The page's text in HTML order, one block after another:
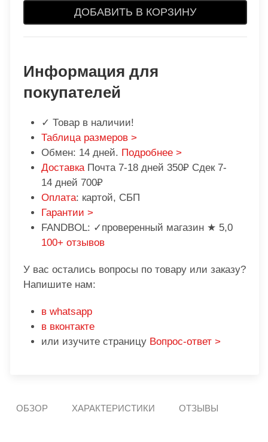
ДОБАВИТЬ В КОРЗИНУ
Информация для
покупателей
✓ Товар в наличии!
Таблица размеров >
Обмен: 14 дней. Подробнее >
Доставка Почта 7-18 дней 350₽ Сдек 7-
14 дней 700₽
Оплата: картой, СБП
Гарантии >
FANDBOL: ✓проверенный магазин ★ 5,0
100+ отзывов
У вас остались вопросы по товару или заказу?
Напишите нам:
в whatsapp
в вконтакте
или изучите страницу Вопрос-ответ >
ОБЗОР ХАРАКТЕРИСТИКИ ОТЗЫВЫ